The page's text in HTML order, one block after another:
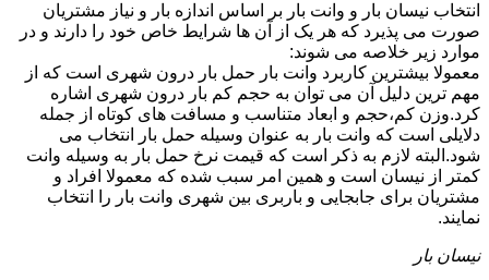
انتخاب نیسان بار و وانت بار بر اساس اندازه بار و نیاز مشتریان
صورت می پذیرد که هر یک از آن ها شرایط خاص خود را دارند و در
موارد زیر خلاصه می شوند:
معمولا بیشترین کاربرد وانت بار حمل بار درون شهری است که از
مهم ترین دلیل آن می توان به حجم کم بار درون شهری اشاره
کرد.وزن کم،حجم و ابعاد متناسب و مسافت های کوتاه از جمله
دلایلی است که وانت بار به عنوان وسیله حمل بار انتخاب می
شود.البته لازم به ذکر است که قیمت نرخ حمل بار به وسیله وانت
کمتر از نیسان است و همین امر سبب شده که معمولا افراد و
مشتریان برای جابجایی و باربری بین شهری وانت بار را انتخاب
نمایند.
نیسان بار